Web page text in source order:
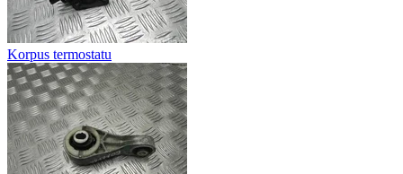
Korpus termostatu